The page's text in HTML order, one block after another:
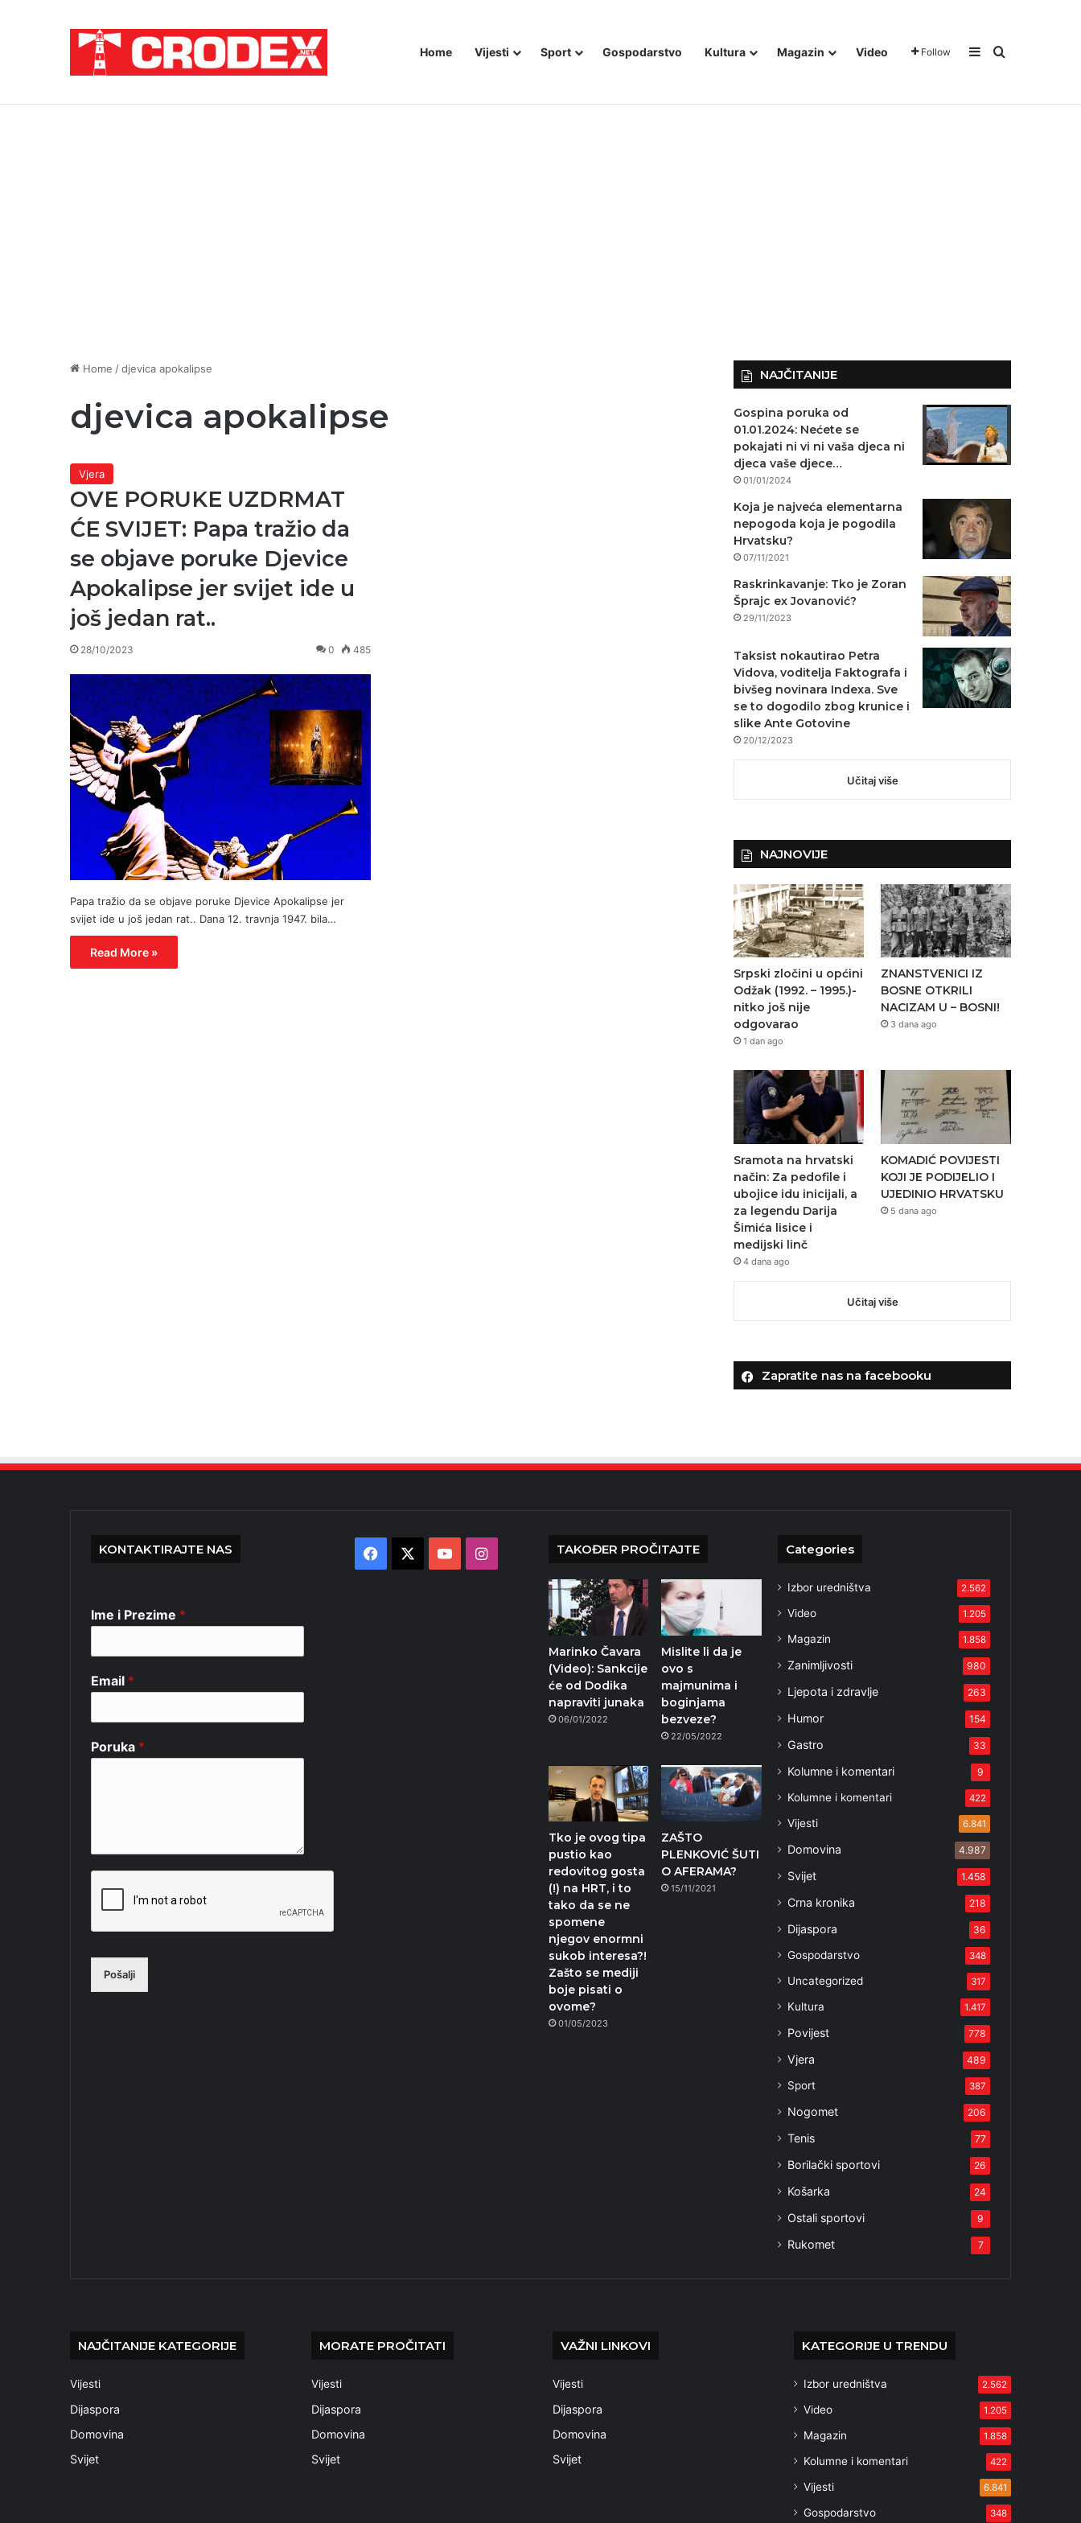
Home Vijesti Sport Gospodarstvo Kultura Magazin Video Follow Sidebar
Traži
Breaking News ZNANSTVENICI IZ BOSNE OTKRILI NACIZAM U – BOSNI!
Home /djevica apokalipse
djevica apokalipse
Vjera
OVE PORUKE UZDRMAT
ĆE SVIJET: Papa tražio da
se objave poruke Djevice
Apokalipse jer svijet ide u
još jedan rat..
28/10/2023 0 485
Papa tražio da se objave poruke Djevice Apokalipse jer
svijet ide u još jedan rat.. Dana 12. travnja 1947. bila…
Read More »
NAJČITANIJE
Gospina poruka od
01.01.2024: Nećete se
pokajati ni vi ni vaša djeca ni
djeca vaše djece…
01/01/2024
Koja je najveća elementarna
nepogoda koja je pogodila
Hrvatsku?
07/11/2021
Raskrinkavanje: Tko je Zoran
Šprajc ex Jovanović?
29/11/2023
Taksist nokautirao Petra
Vidova, voditelja Faktografa i
bivšeg novinara Indexa. Sve
se to dogodilo zbog krunice i
slike Ante Gotovine
20/12/2023
Učitaj više
NAJNOVIJE
Srpski zločini u općini
Odžak (1992. – 1995.)-
nitko još nije
odgovarao
1 dan ago
ZNANSTVENICI IZ
BOSNE OTKRILI
NACIZAM U – BOSNI!
3 dana ago
Sramota na hrvatski
način: Za pedofile i
ubojice idu inicijali, a
za legendu Darija
Šimića lisice i
medijski linč
4 dana ago
KOMADIĆ POVIJESTI
KOJI JE PODIJELIO I
UJEDINIO HRVATSKU
5 dana ago
Učitaj više
Zapratite nas na facebooku
KONTAKTIRAJTE NAS
Ime i Prezime *
Email *
Poruka *
Pošalji
Facebook YouTubeInstagram TAKOĐER PROČITAJTE
Marinko Čavara
(Video): Sankcije
će od Dodika
napraviti junaka
06/01/2022
Mislite li da je
ovo s
majmunima i
boginjama
bezveze?
22/05/2022
Tko je ovog tipa
pustio kao
redovitog gosta
(!) na HRT, i to
tako da se ne
spomene
njegov enormni
sukob interesa?!
Zašto se mediji
boje pisati o
ovome?
01/05/2023
ZAŠTO
PLENKOVIĆ ŠUTI
O AFERAMA?
15/11/2021
Categories
Izbor uredništva 2.562
Video 1.205
Magazin 1.858
Zanimljivosti 980
Ljepota i zdravlje 263
Humor 154
Gastro 33
Kolumne i komentari 9
Kolumne i komentari 422
Vijesti 6.841
Domovina 4.987
Svijet 1.458
Crna kronika 218
Dijaspora 36
Gospodarstvo 348
Uncategorized 317
Kultura 1.417
Povijest 778
Vjera 489
Sport 387
Nogomet 206
Tenis 77
Borilački sportovi 26
Košarka 24
Ostali sportovi 9
Rukomet 7
NAJČITANIJE KATEGORIJE
Vijesti
Dijaspora
Domovina
Svijet
MORATE PROČITATI
Vijesti
Dijaspora
Domovina
Svijet
VAŽNI LINKOVI
Vijesti
Dijaspora
Domovina
Svijet
KATEGORIJE U TRENDU
Izbor uredništva 2.562
Video 1.205
Magazin 1.858
Kolumne i komentari 422
Vijesti 6.841
Gospodarstvo 348